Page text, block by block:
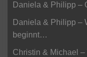
Daniela & Philipp –
Daniela & Philipp –
beginnt…
Christin & Michael